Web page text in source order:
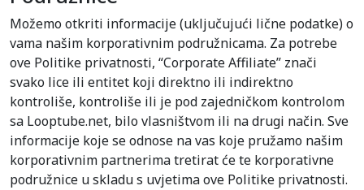
Možemo otkriti informacije (uključujući lične podatke) o
vama našim korporativnim podružnicama. Za potrebe
ove Politike privatnosti, “Corporate Affiliate” znači
svako lice ili entitet koji direktno ili indirektno
kontroliše, kontroliše ili je pod zajedničkom kontrolom
sa Looptube.net, bilo vlasništvom ili na drugi način. Sve
informacije koje se odnose na vas koje pružamo našim
korporativnim partnerima tretirat će te korporativne
podružnice u skladu s uvjetima ove Politike privatnosti.